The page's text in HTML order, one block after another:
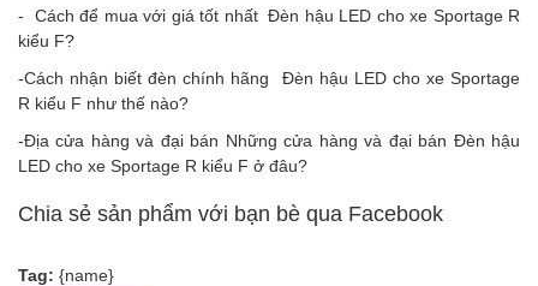
- Cách để mua với giá tốt nhất Đèn hậu LED cho xe Sportage R
kiểu F?
-Cách nhận biết đèn chính hãng Đèn hậu LED cho xe Sportage
R kiểu F như thế nào?
-Địa cửa hàng và đại bán Những cửa hàng và đại bán Đèn hậu
LED cho xe Sportage R kiểu F ở đâu?
Chia sẻ sản phẩm với bạn bè qua Facebook
Tag: {name}